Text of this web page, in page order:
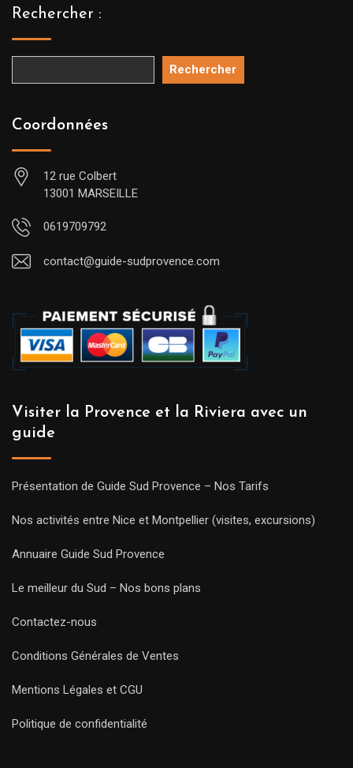
Rechercher :
Rechercher
Coordonnées
12 rue Colbert
13001 MARSEILLE
0619709792
contact@guide-sudprovence.com
Visiter la Provence et la Riviera avec un
guide
Présentation de Guide Sud Provence – Nos Tarifs
Nos activités entre Nice et Montpellier (visites, excursions)
Annuaire Guide Sud Provence
Le meilleur du Sud – Nos bons plans
Contactez-nous
Conditions Générales de Ventes
Mentions Légales et CGU
Politique de confidentialité